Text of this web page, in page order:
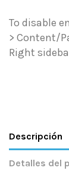
To disable
> Content/
Right
Descripción
Detalles del